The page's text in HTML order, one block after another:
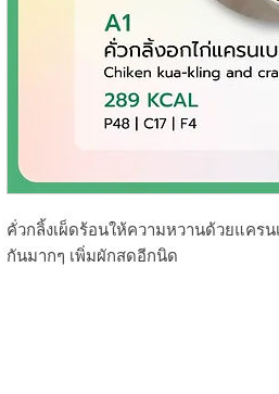
คั่วกลิ้งเผ็ดร้อนให้ความหวานด้วยแคร
กันมากๆ เพิ่มผักสดอีกนิด